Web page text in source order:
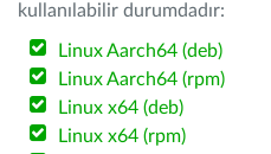
kullanılabilir durumdadır:
Linux Aarch64 (deb)
Linux Aarch64 (rpm)
Linux x64 (deb)
Linux x64 (rpm)